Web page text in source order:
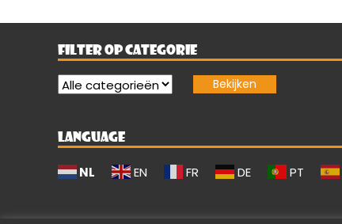
FILTER OP CATEGORIE
LANGUAGE
NL EN FR DE PT